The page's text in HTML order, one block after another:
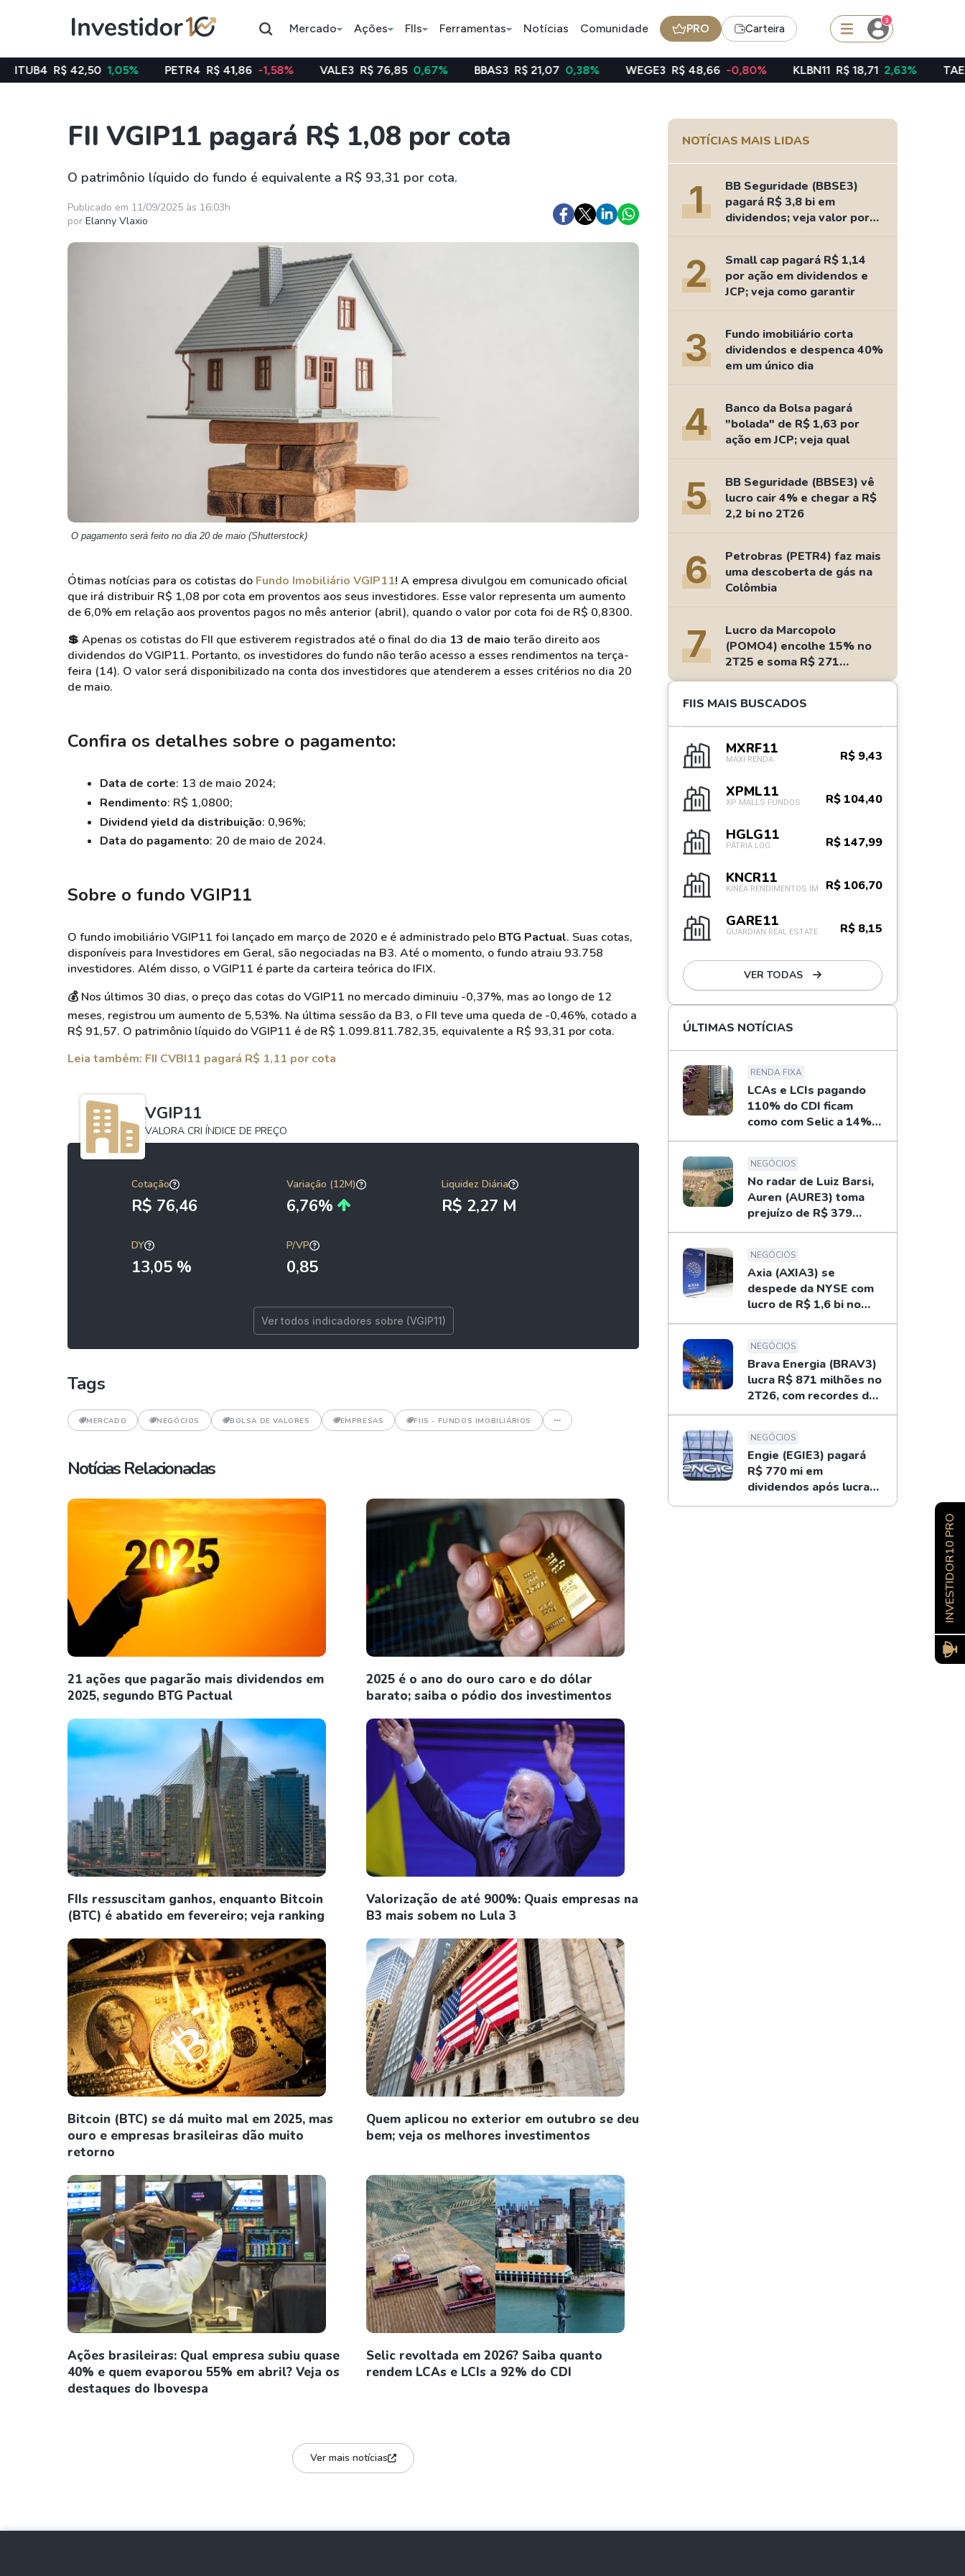
Mercado Ações FIIs Ferramentas Notícias Comunidade PRO Carteira
3
Assuntos do momento
Ibovespa Petróleo Selic SpaceX
RECR11
HGLG11
XPLG11
KNRI11
KNCR11
Ver todos
BOVA11
IVVB11
SMAL11
HASH11
XINA11
Ver todos
Criptomoedas Ideias
Agenda de Dividendos
Radar do Dividendo Inteligente
As Ações Mais Buscadas
Guia do Iniciante
1,05% PETR4 R$ 41,86 -1,58% VALE3 R$ 76,85 0,67% BBAS3 R$ 21,07 0,38% WEGE3 R$ 48,66 -0,80% KLBN11 R$ 18,71 2,63% TAEE11 R$ 40,06
FII VGIP11 pagará R$ 1,08 por cota
O patrimônio líquido do fundo é equivalente a R$ 93,31 por cota.
Publicado em 11/09/2025 às 16:03h
por Elanny Vlaxio
O pagamento será feito no dia 20 de maio (Shutterstock)
Ótimas notícias para os cotistas do Fundo Imobiliário VGIP11! A empresa divulgou em comunicado oficial
que irá distribuir R$ 1,08 por cota em proventos aos seus investidores. Esse valor representa um aumento
de 6,0% em relação aos proventos pagos no mês anterior (abril), quando o valor por cota foi de R$ 0,8300.
💲 Apenas os cotistas do FII que estiverem registrados até o final do dia 13 de maio terão direito aos
dividendos do VGIP11. Portanto, os investidores do fundo não terão acesso a esses rendimentos na terça-
feira (14). O valor será disponibilizado na conta dos investidores que atenderem a esses critérios no dia 20
de maio.
Confira os detalhes sobre o pagamento:
Data de corte: 13 de maio 2024;
Rendimento: R$ 1,0800;
Dividend yield da distribuição: 0,96%;
Data do pagamento: 20 de maio de 2024.
Sobre o fundo VGIP11
O fundo imobiliário VGIP11 foi lançado em março de 2020 e é administrado pelo BTG Pactual. Suas cotas,
disponíveis para Investidores em Geral, são negociadas na B3. Até o momento, o fundo atraiu 93.758
investidores. Além disso, o VGIP11 é parte da carteira teórica do IFIX.
💰 Nos últimos 30 dias, o preço das cotas do VGIP11 no mercado diminuiu -0,37%, mas ao longo de 12
meses, registrou um aumento de 5,53%. Na última sessão da B3, o FII teve uma queda de -0,46%, cotado a
R$ 91,57. O patrimônio líquido do VGIP11 é de R$ 1.099.811.782,35, equivalente a R$ 93,31 por cota.
Leia também: FII CVBI11 pagará R$ 1,11 por cota
VGIP11
VALORA CRI ÍNDICE DE PREÇO
Cotação
R$ 76,46
Variação (12M)
6,76%
Liquidez Diária
R$ 2,27 M
DY
13,05 %
P/VP
0,85
Ver todos indicadores sobre (VGIP11)
Tags
MERCADO NEGÓCIOS BOLSA DE VALORES EMPRESAS FIIS - FUNDOS IMOBILIÁRIOS
Notícias Relacionadas
21 ações que pagarão mais dividendos em
2025, segundo BTG Pactual
2025 é o ano do ouro caro e do dólar
barato; saiba o pódio dos investimentos
FIIs ressuscitam ganhos, enquanto Bitcoin
(BTC) é abatido em fevereiro; veja ranking
Valorização de até 900%: Quais empresas na
B3 mais sobem no Lula 3
Bitcoin (BTC) se dá muito mal em 2025, mas
ouro e empresas brasileiras dão muito
retorno
Quem aplicou no exterior em outubro se deu
bem; veja os melhores investimentos
Ações brasileiras: Qual empresa subiu quase
40% e quem evaporou 55% em abril? Veja os
destaques do Ibovespa
Selic revoltada em 2026? Saiba quanto
rendem LCAs e LCIs a 92% do CDI
Ver mais notícias
NOTÍCIAS MAIS LIDAS
1
BB Seguridade (BBSE3)
pagará R$ 3,8 bi em
dividendos; veja valor por
ação
2
Small cap pagará R$ 1,14
por ação em dividendos e
JCP; veja como garantir
3
Fundo imobiliário corta
dividendos e despenca 40%
em um único dia
4
Banco da Bolsa pagará
"bolada" de R$ 1,63 por
ação em JCP; veja qual
5
BB Seguridade (BBSE3) vê
lucro cair 4% e chegar a R$
2,2 bi no 2T26
6
Petrobras (PETR4) faz mais
uma descoberta de gás na
Colômbia
7
Lucro da Marcopolo
(POMO4) encolhe 15% no
2T25 e soma R$ 271
milhões
FIIS MAIS BUSCADOS
MXRF11
MAXI RENDA R$ 9,43
XPML11
XP MALLS FUNDOS R$ 104,40
HGLG11
PÁTRIA LOG R$ 147,99
KNCR11
KINEA RENDIMENTOS IM R$ 106,70
GARE11
GUARDIAN REAL ESTATE R$ 8,15
VER TODAS
ÚLTIMAS NOTÍCIAS
RENDA FIXA
LCAs e LCIs pagando
110% do CDI ficam
como com Selic a 14%
ao ano? Fizemos as
NEGÓCIOS
No radar de Luiz Barsi,
Auren (AURE3) toma
prejuízo de R$ 379
milhões no 2T26
NEGÓCIOS
Axia (AXIA3) se
despede da NYSE com
lucro de R$ 1,6 bi no
2T26; entenda
NEGÓCIOS
Brava Energia (BRAV3)
lucra R$ 871 milhões no
2T26, com recordes do
ouro negro
NEGÓCIOS
Engie (EGIE3) pagará
R$ 770 mi em
dividendos após lucrar
R$ 694 mi no 2T26
INVESTIDOR10 PRO